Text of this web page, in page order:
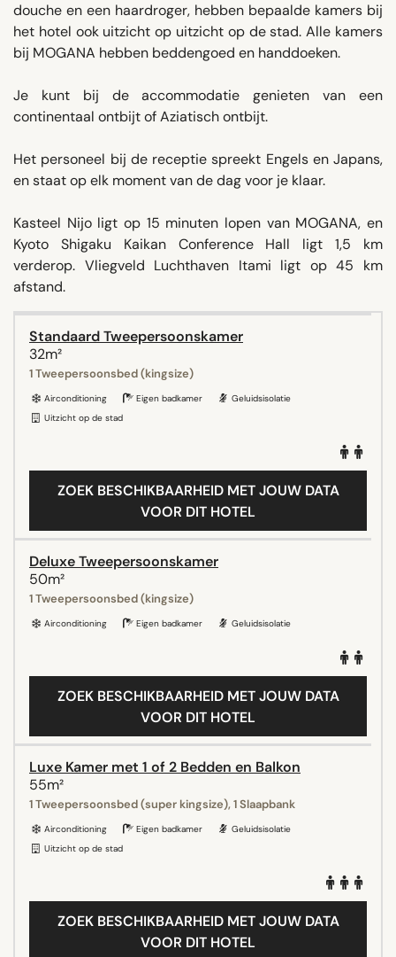
douche en een haardroger, hebben bepaalde kamers bij
het hotel ook uitzicht op uitzicht op de stad. Alle kamers
bij MOGANA hebben beddengoed en handdoeken.
Je kunt bij de accommodatie genieten van een
continentaal ontbijt of Aziatisch ontbijt.
Het personeel bij de receptie spreekt Engels en Japans,
en staat op elk moment van de dag voor je klaar.
Kasteel Nijo ligt op 15 minuten lopen van MOGANA, en
Kyoto Shigaku Kaikan Conference Hall ligt 1,5 km
verderop. Vliegveld Luchthaven Itami ligt op 45 km
afstand.
Standaard Tweepersoonskamer
32m²
1 Tweepersoonsbed (kingsize)
Airconditioning Eigen badkamer
Geluidsisolatie
Uitzicht op de stad
ZOEK BESCHIKBAARHEID MET JOUW DATA
VOOR DIT HOTEL
Deluxe Tweepersoonskamer
50m²
1 Tweepersoonsbed (kingsize)
Airconditioning Eigen badkamer Geluidsisolatie
ZOEK BESCHIKBAARHEID MET JOUW DATA
VOOR DIT HOTEL
Luxe Kamer met 1 of 2 Bedden en Balkon
55m²
1 Tweepersoonsbed (super kingsize), 1 Slaapbank
Airconditioning Eigen badkamer
Geluidsisolatie
Uitzicht op de stad
ZOEK BESCHIKBAARHEID MET JOUW DATA
VOOR DIT HOTEL